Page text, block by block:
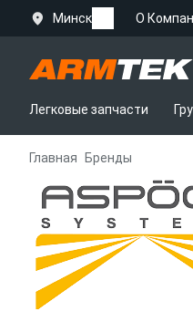
Минск О
Легковые запчасти
Главная Бренды